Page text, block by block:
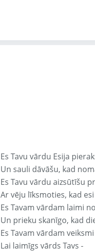
Es Tavu vārdu Esija
Un sauli dāvāšu, kad
Es Tavu vārdu aizsūtīšu
Ar vēju līksmoties, kad
Es Tavam vārdam laimi
Un prieku skanīgo, kad
Es Tavam vārdam
Lai laimīgs vārds Tavs -